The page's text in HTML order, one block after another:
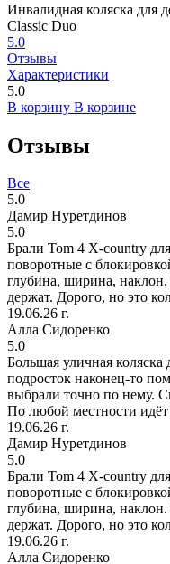
Инвалидная коляска для
Classic Duo
5.0
Отзывы
Характеристики
5.0
В корзину В корзине
Отзывы
Все
5.0
Дамир Нуретдинов
5.0
Брали Tom 4 X-country
поворотные с
глубина, ширина,
держат. Дорого, но это
19.06.26 г.
Алла Сидоренко
5.0
Большая уличная
подросток наконец-то
выбрали точно по нему.
По любой местности идёт
19.06.26 г.
Дамир Нуретдинов
5.0
Брали Tom 4 X-country
поворотные с
глубина, ширина,
держат. Дорого, но это
19.06.26 г.
Алла Сидоренко